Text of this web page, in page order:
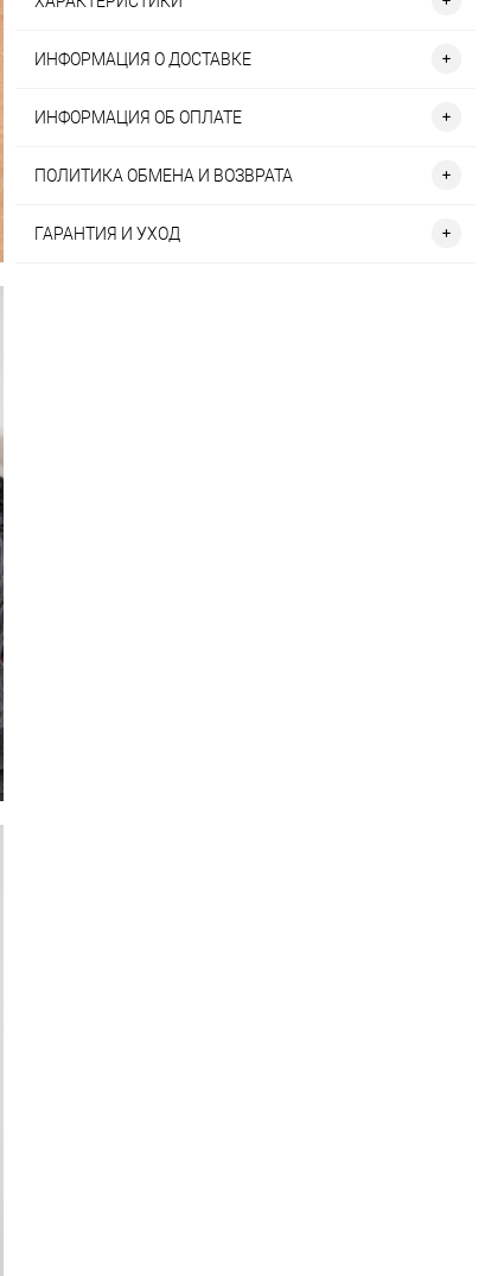
ИНФОРМАЦИЯ О ДОСТАВКЕ
ИНФОРМАЦИЯ ОБ ОПЛАТЕ
ПОЛИТИКА ОБМЕНА И ВОЗВРАТА
ГАРАНТИЯ И УХОД